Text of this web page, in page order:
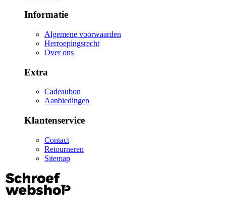
Informatie
Algemene voorwaarden
Herroepingsrecht
Over ons
Extra
Cadeaubon
Aanbiedingen
Klantenservice
Contact
Retourneren
Sitemap